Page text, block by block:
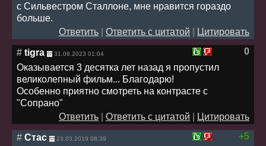
с Сильвестром Сталлоне, мне нравится гораздо
больше.
Ответить
Ответить с цитатой
Цитировать
0
# tigra 31.08.2023 01:04
Оказывается 3 десятка лет назад я пропустил
великолепный фильм... Благодарю!
Особенно приятно смотреть на контрасте с
"Сопрано"
Ответить
Ответить с цитатой
Цитировать
+5
# Стас 23.03.2019 08:39